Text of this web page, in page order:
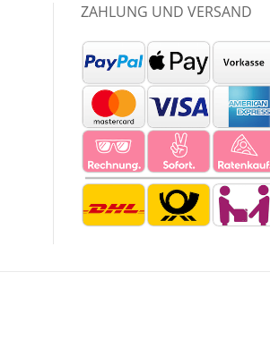
ZAHLUNG UND VERSAND